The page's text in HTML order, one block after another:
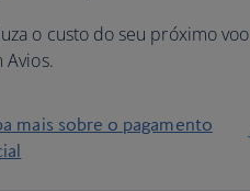
o custo do seu próximo voo
Avios.
mais sobre o pagamento